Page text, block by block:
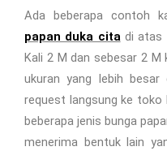
Ada beberapa contoh
papan duka citadi atas
Kali 2 M dan sebesar 2 M
ukuran yang lebih
request langsung ke toko
beberapa jenis bunga
menerima bentuk lain